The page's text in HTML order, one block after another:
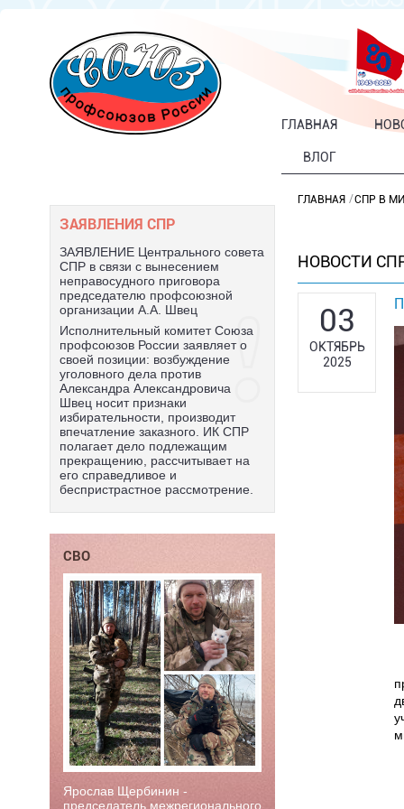
ГЛАВНАЯ
ВЛОГ
ЗАЯВЛЕНИЯ СПР
ЗАЯВЛЕНИЕ Центрального совета
СПР в связи с вынесением
неправосудного приговора
председателю профсоюзной
организации А.А. Швец
Исполнительный комитет Союза
профсоюзов России заявляет о
своей позиции: возбуждение
уголовного дела против
Александра Александровича
Швец носит признаки
избирательности, производит
впечатление заказного. ИК СПР
полагает дело подлежащим
прекращению, рассчитывает на
его справедливое и
беспристрастное рассмотрение.
СВО
Ярослав Щербинин -
председатель межрегионального
ГЛАВНАЯ СПР В
НОВОСТИ
03
ОКТЯБРЬ
2025